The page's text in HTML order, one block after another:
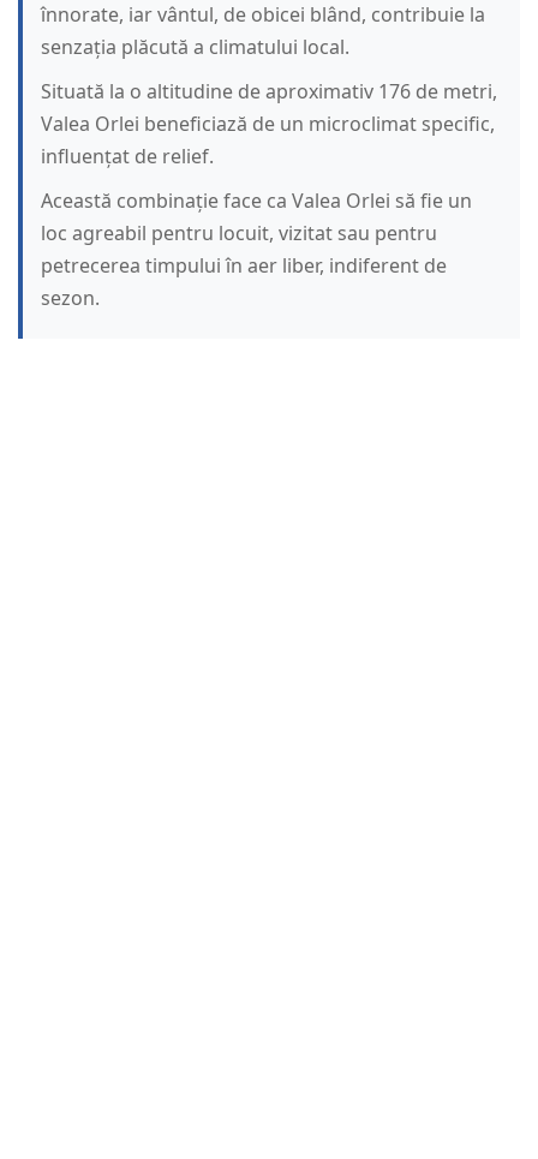
înnorate, iar vântul, de obicei blând, contribuie la
senzația plăcută a climatului local.
Situată la o altitudine de aproximativ 176 de metri,
Valea Orlei beneficiază de un microclimat specific,
influențat de relief.
Această combinație face ca Valea Orlei să fie un
loc agreabil pentru locuit, vizitat sau pentru
petrecerea timpului în aer liber, indiferent de
sezon.